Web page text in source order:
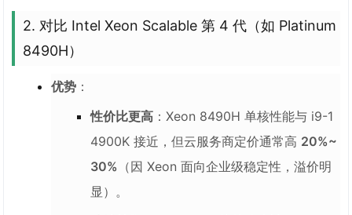
2. 对比 Intel Xeon Scalable 第 4 代（如 Platinum
8490H）
优势 ：
性价比更高 ：Xeon 8490H 单核性能与 i9-1
4900K 接近，但云服务商定价通常高 20%~
30% （因 Xeon 面向企业级稳定性，溢价明
显）。